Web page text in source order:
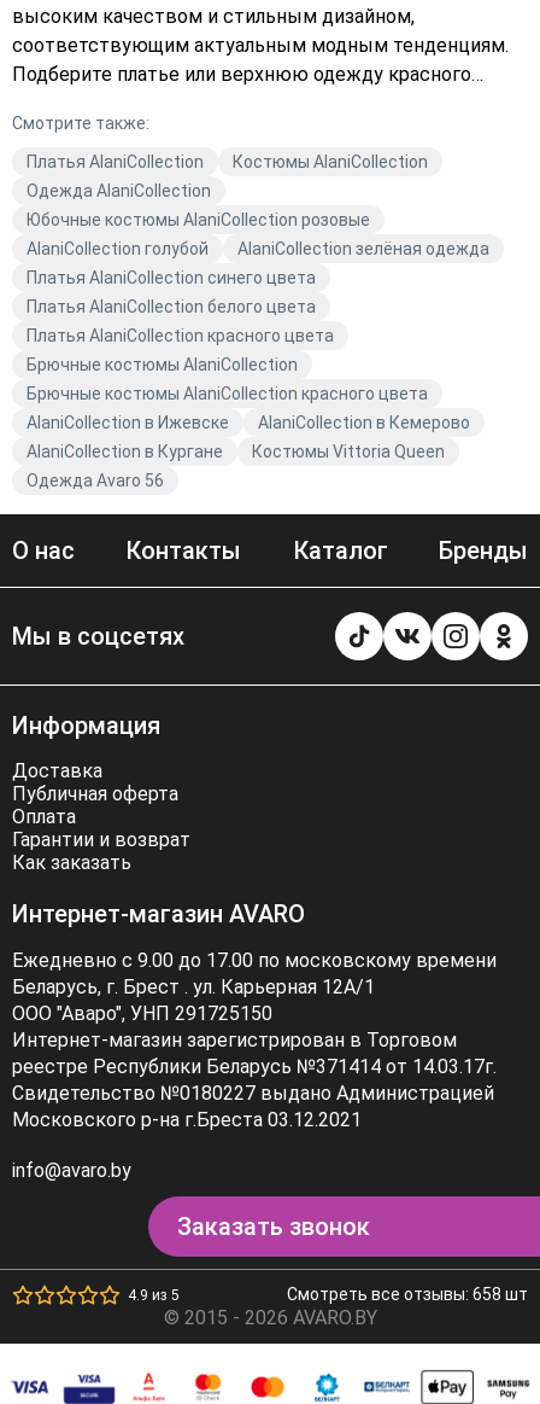
высоким качеством и стильным дизайном,
соответствующим актуальным модным тенденциям.
Подберите платье или верхнюю одежду красного
видом и комфортом. Закажите с доставкой прямо
сейчас и добавьте яркие акценты в ваш образ с
AlaniCollection. Выберите в каталоге то, что подчеркнёт
вашу индивидуальность, и оформите заказ уже
сегодня. Не упустите возможность обновить свой
гардероб качественной и модной одеждой от
AlaniCollection.
Смотрите также:
Платья AlaniCollection
Костюмы AlaniCollection
Одежда AlaniCollection
Юбочные костюмы AlaniCollection розовые
AlaniCollection голубой
AlaniCollection зелёная одежда
Платья AlaniCollection синего цвета
Платья AlaniCollection белого цвета
Платья AlaniCollection красного цвета
Брючные костюмы AlaniCollection
Брючные костюмы AlaniCollection красного цвета
AlaniCollection в Ижевске
AlaniCollection в Кемерово
AlaniCollection в Кургане
Костюмы Vittoria Queen
Одежда Avaro 56
О нас Контакты Каталог Бренды
Мы в соцсетях
Информация
Доставка
Публичная оферта
Оплата
Гарантии и возврат
Как заказать
Интернет-магазин AVARO
Ежедневно с 9.00 до 17.00 по московскому времени
Беларусь, г. Брест . ул. Карьерная 12А/1
ООО "Аваро", УНП 291725150
Интернет-магазин зарегистрирован в Торговом
реестре Республики Беларусь №371414 от 14.03.17г.
Свидетельство №0180227 выдано Администрацией
Московского р-на г.Бреста 03.12.2021
info@avaro.by
Заказать звонок
4.9 из 5 Смотреть все отзывы: 658 шт
© 2015 - 2026 AVARO.BY